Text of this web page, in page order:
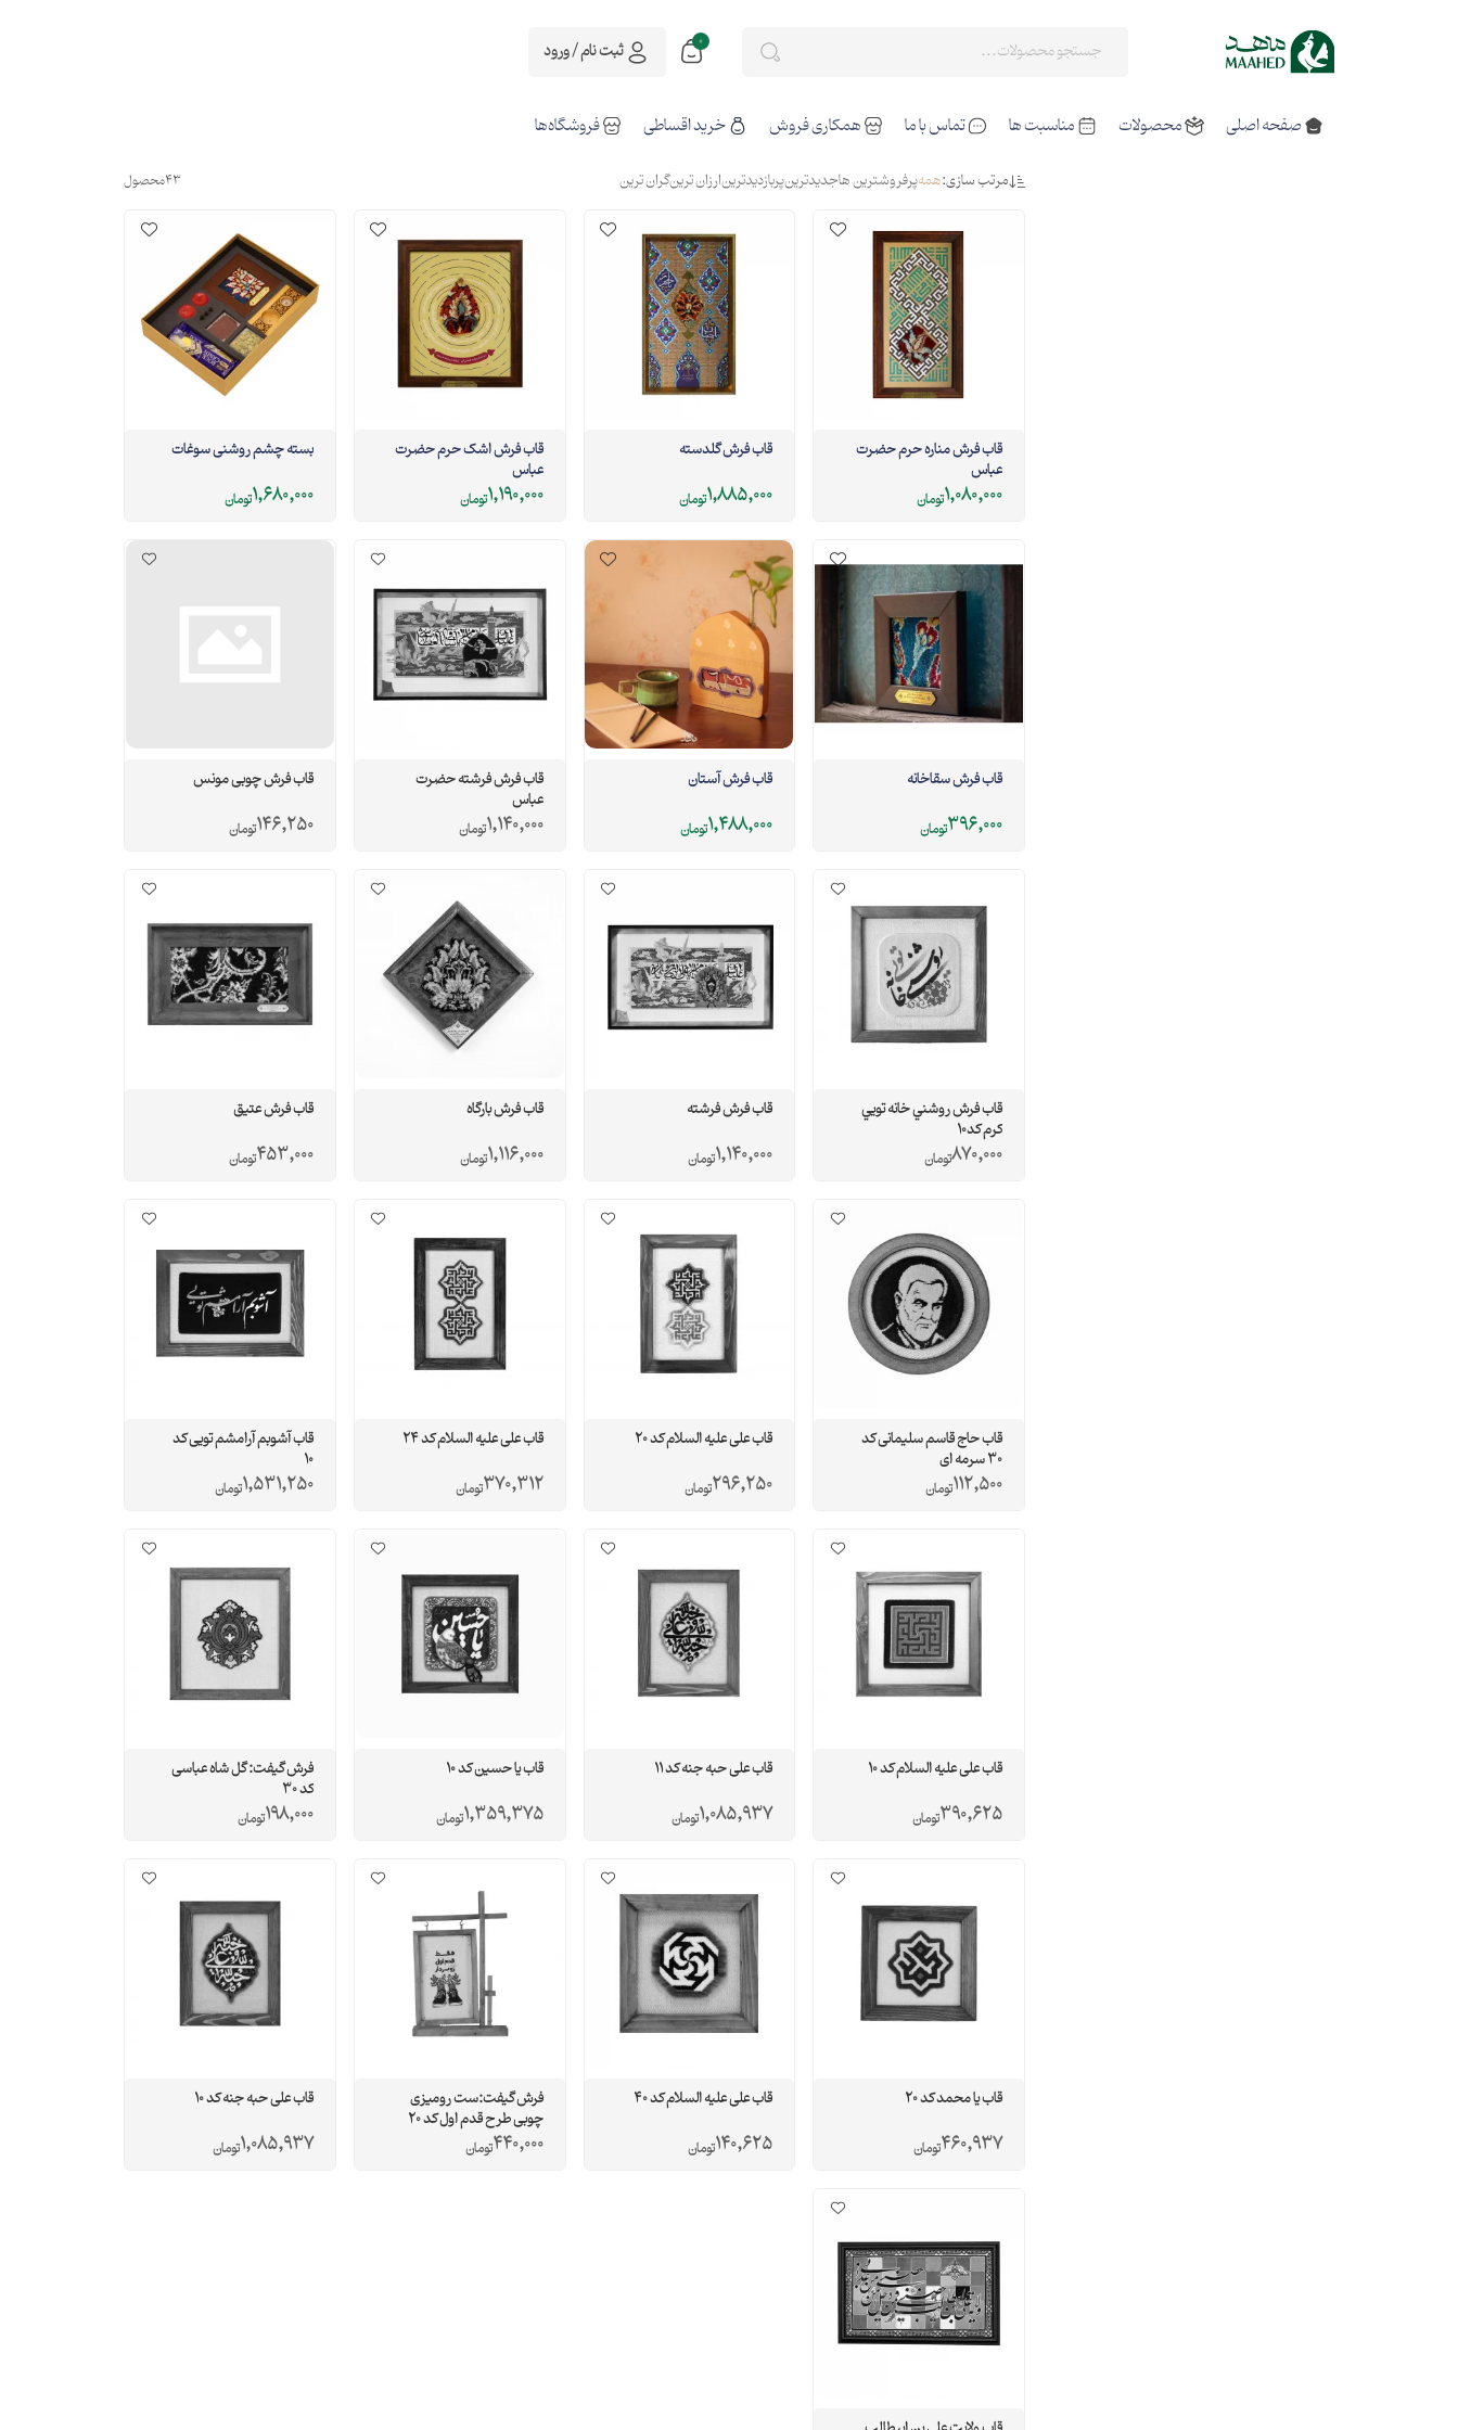
0 ثبت نام / ورود
صفحه اصلی محصولات مناسبت ها تماس با ما همکاری فروش خرید اقساطی فروشگاه‌ها
مرتب سازی:همهپرفروشترین هاجدیدترینپربازدیدترینارزان ترینگران ترین 43محصول
قاب فرش مناره حرم حضرت
عباس
1,080,000تومان
قاب فرش گلدسته
1,885,000تومان
قاب فرش اشک حرم حضرت
عباس
1,190,000تومان
بسته چشم روشنی سوغات
1,680,000تومان
قاب فرش سقاخانه
396,000تومان
قاب فرش آستان
1,488,000تومان
قاب فرش فرشته حضرت
عباس
1,140,000تومان
قاب فرش چوبی مونس
146,250تومان
قاب فرش روشني خانه تويي
كرم كد10
870,000تومان
قاب فرش فرشته
1,140,000تومان
قاب فرش بارگاه
1,116,000تومان
قاب فرش عتیق
453,000تومان
قاب حاج قاسم سلیمانی کد
30 سرمه ای
112,500تومان
قاب علی علیه السلام کد 20
296,250تومان
قاب علی علیه السلام کد 24
370,312تومان
قاب آشوبم آرامشم تویی کد
10
1,531,250تومان
قاب علی علیه السلام کد 10
390,625تومان
قاب علی حبه جنه کد 11
1,085,937تومان
قاب یا حسین کد 10
1,359,375تومان
فرش گیفت: گل شاه عباسی
کد 30
198,000تومان
قاب یا محمد کد 20
460,937تومان
قاب علی علیه السلام کد 40
140,625تومان
فرش گیفت:ست رومیزی
چوبی طرح قدم اول کد 20
440,000تومان
قاب علی حبه جنه کد 10
1,085,937تومان